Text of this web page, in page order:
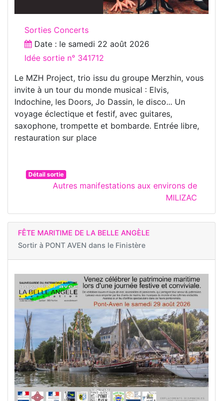
Sorties Concerts
Date : le samedi 22 août 2026
Idée sortie n° 341712
Le MZH Project, trio issu du groupe Merzhin, vous
invite à un tour du monde musical : Elvis,
Indochine, les Doors, Jo Dassin, le disco... Un
voyage éclectique et festif, avec guitares,
saxophone, trompette et bombarde. Entrée libre,
restauration sur place
Détail sortie
Autres manifestations aux environs de
MILIZAC
FÊTE MARITIME DE LA BELLE ANGÈLE
Sortir à PONT AVEN dans le Finistère